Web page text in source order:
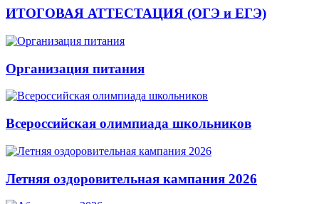
ИТОГОВАЯ АТТЕСТАЦИЯ (ОГЭ и ЕГЭ)
Организация питания
Всероссийская олимпиада школьников
Летняя оздоровительная кампания 2026